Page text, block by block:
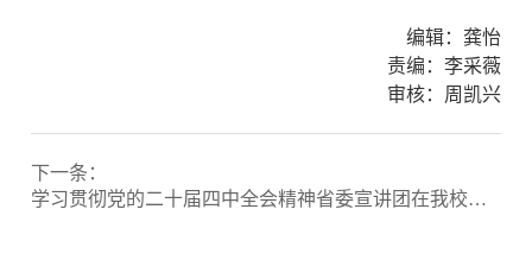
编辑：龚怡
责编：李采薇
审核：周凯兴
下一条：
学习贯彻党的二十届四中全会精神省委宣讲团在我校宣讲